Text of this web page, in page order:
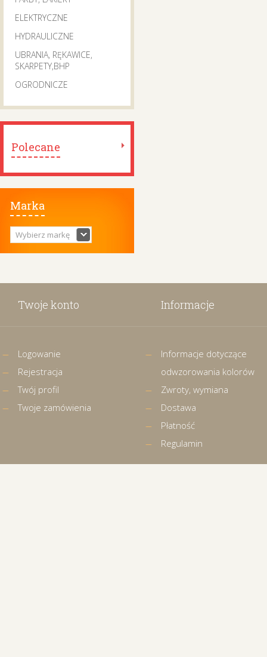
ELEKTRYCZNE
HYDRAULICZNE
UBRANIA, RĘKAWICE,
SKARPETY,BHP
OGRODNICZE
Polecane
Marka
Wybierz markę
Twoje konto
Logowanie
Rejestracja
Twój profil
Twoje zamówienia
Informacje
Informacje dotyczące
odwzorowania kolorów
Zwroty, wymiana
Dostawa
Płatność
Regulamin